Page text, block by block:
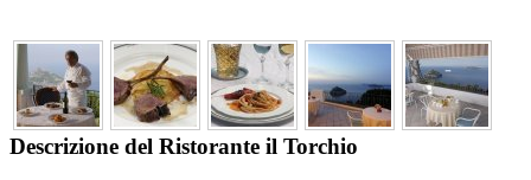
Descrizione del Ristorante il Torchio